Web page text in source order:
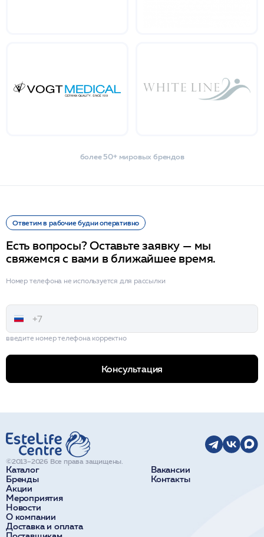
более 50+ мировых брендов
Ответим в рабочие будни оперативно
Есть вопросы? Оставьте заявку — мы
свяжемся с вами в ближайшее время.
Номер телефона не используется для рассылки
введите номер телефона корректно
Консультация
Каталог
Бренды
Акции
Мероприятия
Новости
О компании
Доставка и оплата
Вакансии
Контакты
©2013–2026 Все права защищены.